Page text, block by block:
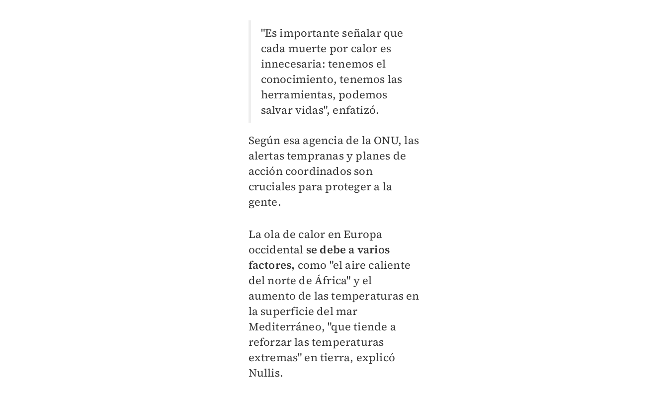
"Es importante señalar que
cada muerte por calor es
innecesaria: tenemos el
conocimiento, tenemos las
herramientas, podemos
salvar vidas", enfatizó.
Según esa agencia de la ONU, las
alertas tempranas y planes de
acción coordinados son
cruciales para proteger a la
gente.
La ola de calor en Europa
occidental se debe a varios
factores, como "el aire caliente
del norte de África" y el
aumento de las temperaturas en
la superficie del mar
Mediterráneo, "que tiende a
reforzar las temperaturas
extremas" en tierra, explicó
Nullis.